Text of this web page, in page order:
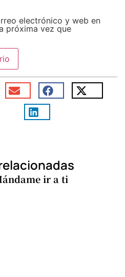
electrónico y web en
próxima vez que
ir a ti